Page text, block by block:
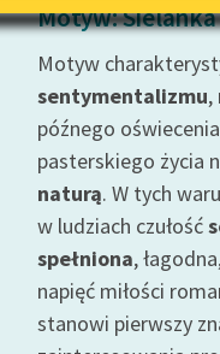
Motyw: Sielanka
Motyw
sentymentalizmu,
późnego
pasterskiego życia
naturą. W tych
w ludziach czułość
spełniona,
napięć miłości
stanowi pierwszy